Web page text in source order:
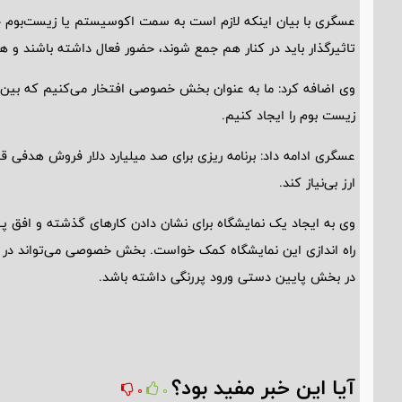
عسگری با بیان اینکه لازم است به سمت اکوسیستم یا
تاثیرگذار باید در کنار هم جمع شوند، حضور فعال داشته‌ باشند و
وی اضافه کرد: ما به عنوان بخش خصوصی افتخار می‌کنیم که
زیست بوم را ایجاد کنیم.
عسگری ادامه داد: برنامه ریزی برای صد میلیارد دلار فروش
ارز بی‌نیاز کند.
وی به ایجاد یک نمایشگاه برای نشان دادن کارهای گذشته و افق
راه اندازی این نمایشگاه کمک خواست. بخش خصوصی می‌تواند
در بخش پایین دستی ورود پررنگی داشته باشد.
آیا این خبر مفید بود؟ 0
0